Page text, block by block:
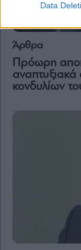
Data
Άρθρα
Πρόωρη
κονδυλίων